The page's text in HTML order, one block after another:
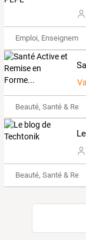
Emploi,
Beauté, Santé &
Beauté, Santé &